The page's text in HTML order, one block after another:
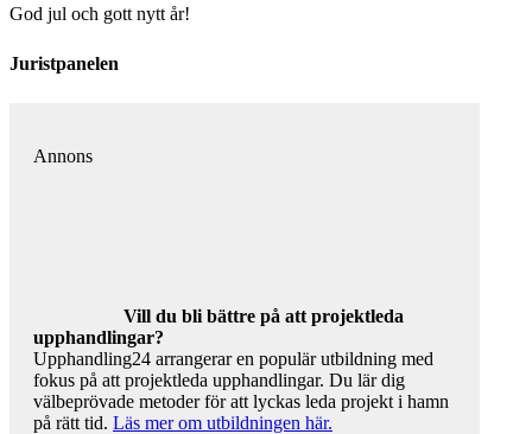
God jul och gott nytt år!
Juristpanelen
Annons
Vill du bli bättre på att projektleda
upphandlingar?
Upphandling24 arrangerar en populär utbildning med
fokus på att projektleda upphandlingar. Du lär dig
välbeprövade metoder för att lyckas leda projekt i hamn
på rätt tid. Läs mer om utbildningen här.